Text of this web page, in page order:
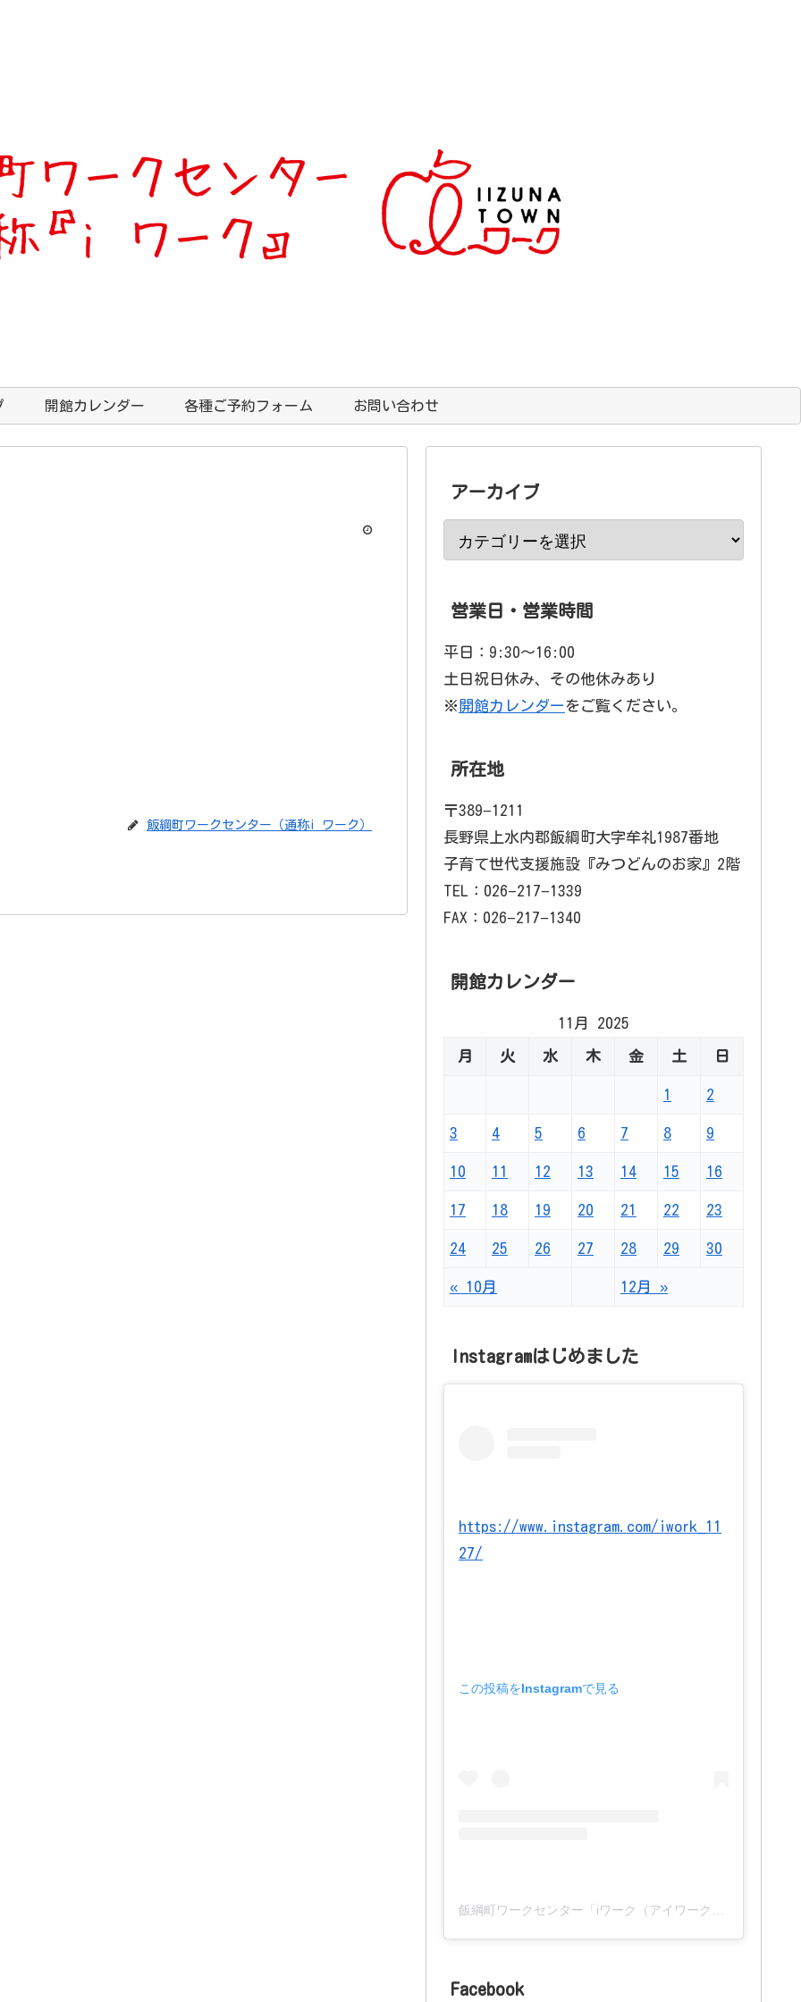
開館カレンダー 各種ご予約フォーム お問い合わせ
飯綱町ワークセンター（通称i ワーク）
アーカイブ
営業日・営業時間
平日：9:30〜16:00
土日祝日休み、その他休みあり
※ 開館カレンダーをご覧ください。
所在地
〒389−1211
長野県上水内郡飯綱町大字牟礼1987番地
子育て世代支援施設『みつどんのお家』2階
TEL：026−217−1339
FAX：026−217−1340
開館カレンダー
11月 2025
月 火 水 木 金 土 日
1 2
3 4 5 6 7 8 9
10 11 12 13 14 15 16
17 18 19 20 21 22 23
24 25 26 27 28 29 30
« 10月 12月 »
Instagramはじめました
https://www.instagram.com/iwork_11
27/
この投稿をInstagramで見る
Facebook